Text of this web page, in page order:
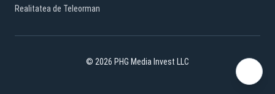
Realitatea de Teleorman
© 2026 PHG Media Invest LLC